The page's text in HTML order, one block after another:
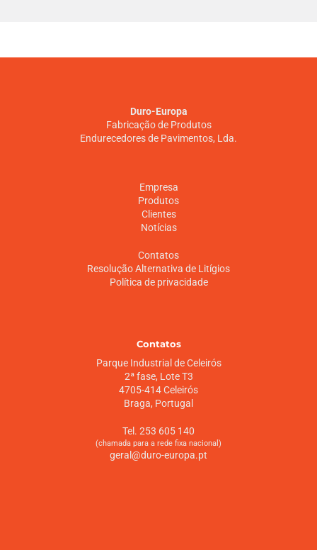
Duro-Europa
Fabricação de Produtos
Endurecedores de Pavimentos, Lda.
Empresa
Produtos
Clientes
Notícias
Contatos
Resolução Alternativa de Litígios
Política de privacidade
Contatos
Parque Industrial de Celeirós
2ª fase, Lote T3
4705-414 Celeirós
Braga, Portugal
Tel. 253 605 140
(chamada para a rede fixa nacional)
geral@duro-europa.pt